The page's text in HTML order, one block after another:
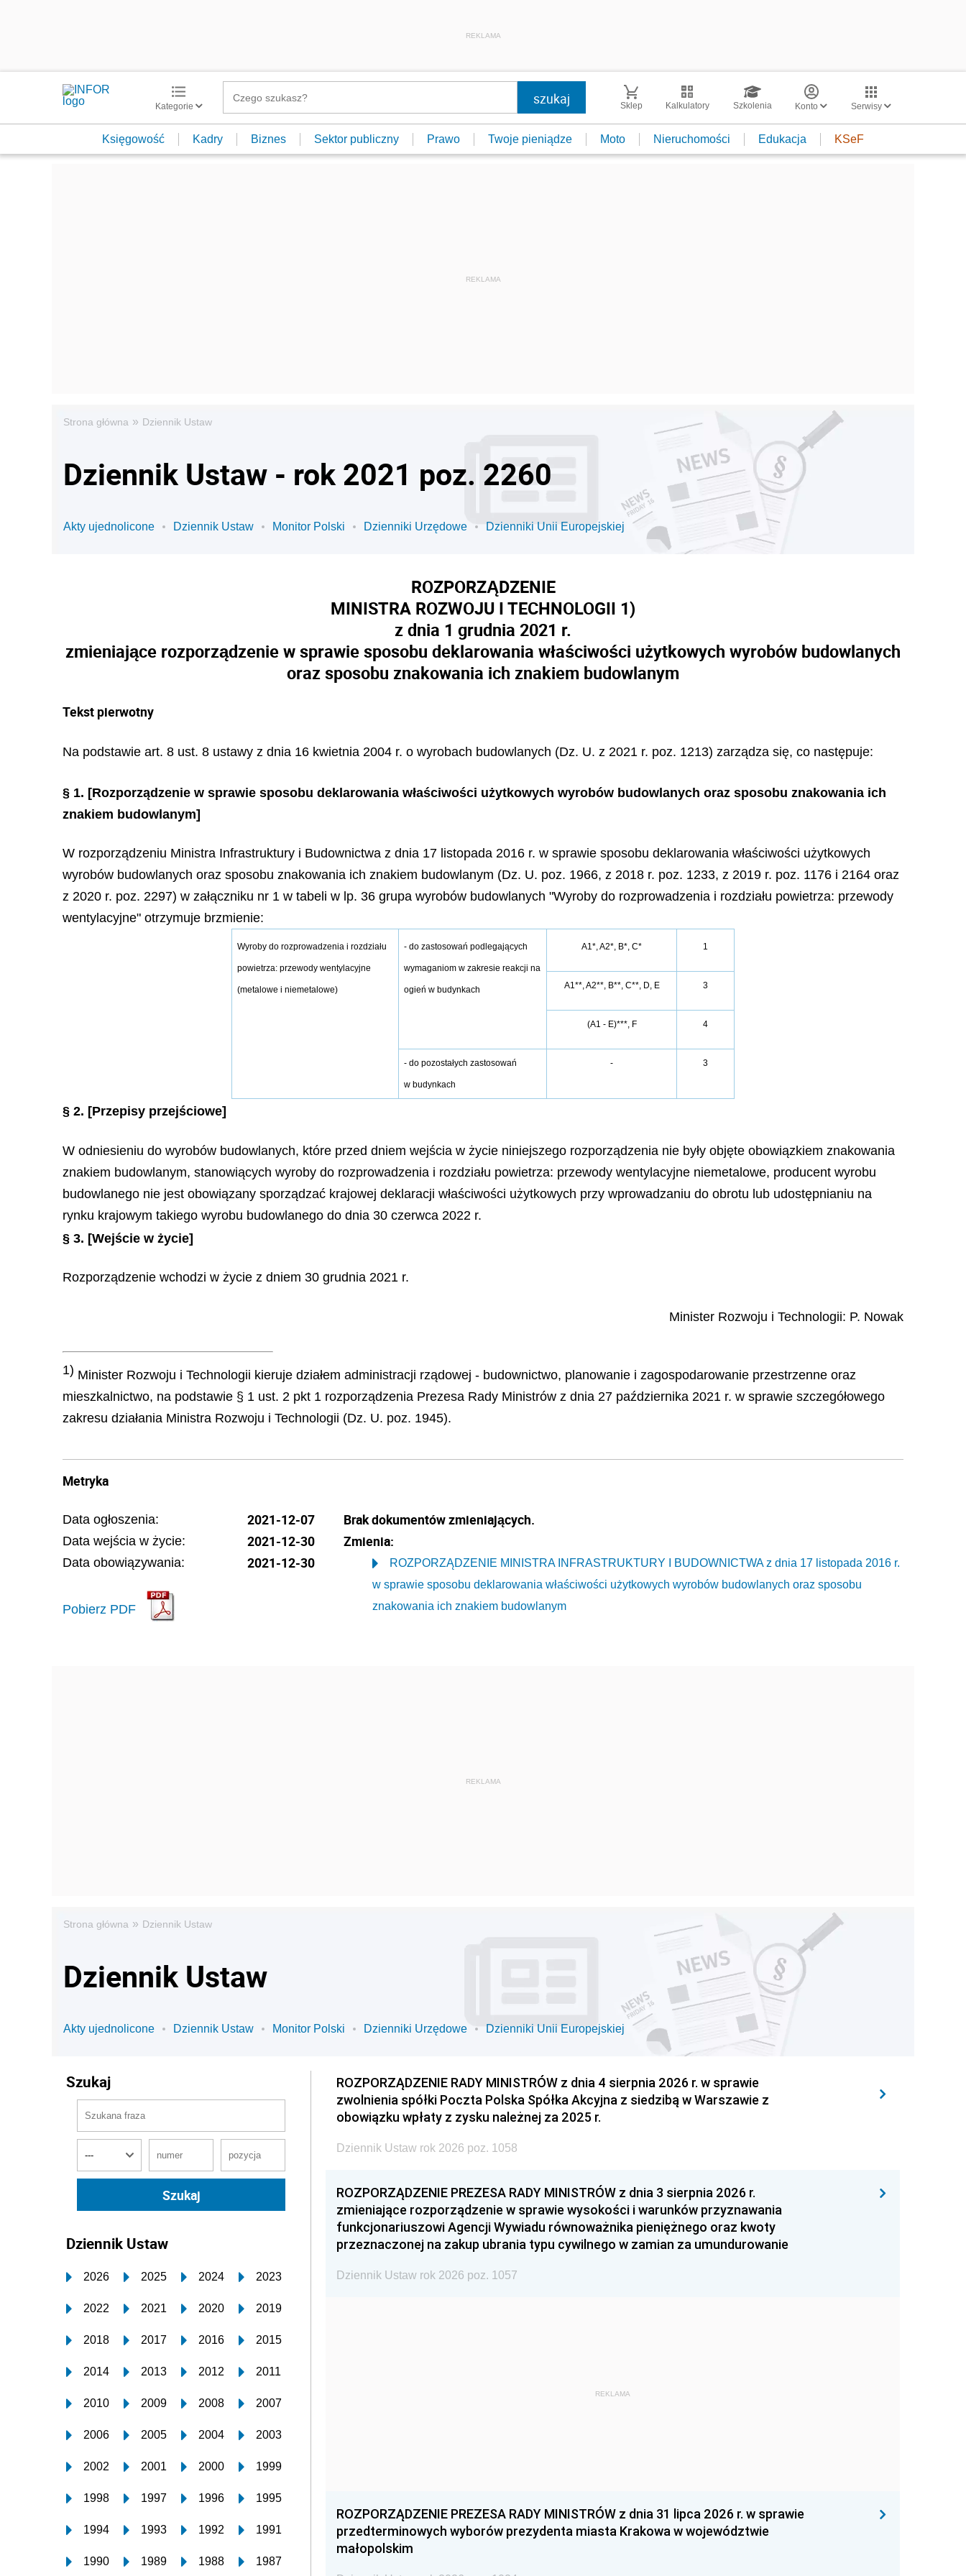
REKLAMA
Kategorie Sklep Kalkulatory Szkolenia Konto Serwisy
Księgowość Kadry Biznes Sektor publiczny Prawo Twoje pieniądze Moto Nieruchomości Edukacja KSeF
Strona główna » Dziennik Ustaw
Dziennik Ustaw - rok 2021 poz. 2260
Akty ujednolicone Dziennik Ustaw Monitor Polski Dzienniki Urzędowe Dzienniki Unii Europejskiej
ROZPORZĄDZENIE
MINISTRA ROZWOJU I TECHNOLOGII 1)
z dnia 1 grudnia 2021 r.
zmieniające rozporządzenie w sprawie sposobu deklarowania właściwości użytkowych wyrobów budowlanych
oraz sposobu znakowania ich znakiem budowlanym
Tekst pierwotny
Na podstawie art. 8 ust. 8 ustawy z dnia 16 kwietnia 2004 r. o wyrobach budowlanych (Dz. U. z 2021 r. poz. 1213) zarządza się, co następuje:
§ 1. [Rozporządzenie w sprawie sposobu deklarowania właściwości użytkowych wyrobów budowlanych oraz sposobu znakowania ich
znakiem budowlanym]
W rozporządzeniu Ministra Infrastruktury i Budownictwa z dnia 17 listopada 2016 r. w sprawie sposobu deklarowania właściwości użytkowych
wyrobów budowlanych oraz sposobu znakowania ich znakiem budowlanym (Dz. U. poz. 1966, z 2018 r. poz. 1233, z 2019 r. poz. 1176 i 2164 oraz
z 2020 r. poz. 2297) w załączniku nr 1 w tabeli w lp. 36 grupa wyrobów budowlanych "Wyroby do rozprowadzenia i rozdziału powietrza: przewody
wentylacyjne" otrzymuje brzmienie:
Wyroby do rozprowadzenia i rozdziału
powietrza: przewody wentylacyjne
(metalowe i niemetalowe)
- do zastosowań podlegających
wymaganiom w zakresie reakcji na
ogień w budynkach
A1*, A2*, B*, C* 1
A1**, A2**, B**, C**, D, E 3
(A1 - E)***, F 4
- do pozostałych zastosowań
w budynkach
- 3
§ 2. [Przepisy przejściowe]
W odniesieniu do wyrobów budowlanych, które przed dniem wejścia w życie niniejszego rozporządzenia nie były objęte obowiązkiem znakowania
znakiem budowlanym, stanowiących wyroby do rozprowadzenia i rozdziału powietrza: przewody wentylacyjne niemetalowe, producent wyrobu
budowlanego nie jest obowiązany sporządzać krajowej deklaracji właściwości użytkowych przy wprowadzaniu do obrotu lub udostępnianiu na
rynku krajowym takiego wyrobu budowlanego do dnia 30 czerwca 2022 r.
§ 3. [Wejście w życie]
Rozporządzenie wchodzi w życie z dniem 30 grudnia 2021 r.
Minister Rozwoju i Technologii: P. Nowak
1) Minister Rozwoju i Technologii kieruje działem administracji rządowej - budownictwo, planowanie i zagospodarowanie przestrzenne oraz
mieszkalnictwo, na podstawie § 1 ust. 2 pkt 1 rozporządzenia Prezesa Rady Ministrów z dnia 27 października 2021 r. w sprawie szczegółowego
zakresu działania Ministra Rozwoju i Technologii (Dz. U. poz. 1945).
Metryka
Data ogłoszenia: 2021-12-07
Data wejścia w życie: 2021-12-30
Data obowiązywania: 2021-12-30
Pobierz PDF
Brak dokumentów zmieniających.
Zmienia:
ROZPORZĄDZENIE MINISTRA INFRASTRUKTURY I BUDOWNICTWA z dnia 17 listopada 2016 r.
w sprawie sposobu deklarowania właściwości użytkowych wyrobów budowlanych oraz sposobu
znakowania ich znakiem budowlanym
Strona główna » Dziennik Ustaw
Dziennik Ustaw
Akty ujednolicone Dziennik Ustaw Monitor Polski Dzienniki Urzędowe Dzienniki Unii Europejskiej
Szukaj
Dziennik Ustaw
2026 2025 2024 2023
2022 2021 2020 2019
2018 2017 2016 2015
2014 2013 2012 2011
2010 2009 2008 2007
2006 2005 2004 2003
2002 2001 2000 1999
1998 1997 1996 1995
1994 1993 1992 1991
1990 1989 1988 1987
ROZPORZĄDZENIE RADY MINISTRÓW z dnia 4 sierpnia 2026 r. w sprawie
zwolnienia spółki Poczta Polska Spółka Akcyjna z siedzibą w Warszawie z
obowiązku wpłaty z zysku należnej za 2025 r.
Dziennik Ustaw rok 2026 poz. 1058
ROZPORZĄDZENIE PREZESA RADY MINISTRÓW z dnia 3 sierpnia 2026 r.
zmieniające rozporządzenie w sprawie wysokości i warunków przyznawania
funkcjonariuszowi Agencji Wywiadu równoważnika pieniężnego oraz kwoty
przeznaczonej na zakup ubrania typu cywilnego w zamian za umundurowanie
Dziennik Ustaw rok 2026 poz. 1057
REKLAMA
ROZPORZĄDZENIE PREZESA RADY MINISTRÓW z dnia 31 lipca 2026 r. w sprawie
przedterminowych wyborów prezydenta miasta Krakowa w województwie
małopolskim